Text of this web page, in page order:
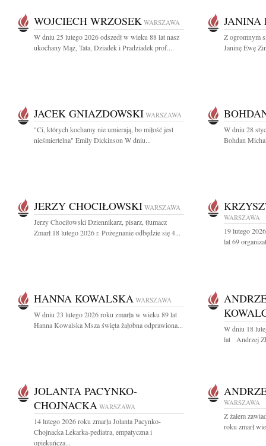
WOJCIECH WRZOSEK WARSZAWA
W dniu 25 lutego 2026 odszedł w wieku 88 lat nasz
ukochany Mąż, Tata, Dziadek i Pradziadek prof....
JANINA
Z ogromnym
Janinę Ewę
JACEK GNIAZDOWSKI WARSZAWA
"Ci, których kochamy nie umierają, bo miłość jest
nieśmiertelna" Emily Dickinson W dniu...
W dniu 28
Bohdan
JERZY CHOCIŁOWSKI WARSZAWA
Jerzy Chociłowski Dziennikarz, pisarz, tłumacz
Zmarł 18 lutego 2026 r. Pożegnanie odbędzie się 4...
WARSZAWA
19 lutego
lat 69
HANNA KOWALSKA WARSZAWA
W dniu 23 lutego 2026 roku zmarła w wieku 89 lat
Hanna Kowalska Msza święta żałobna odprawiona...
W dniu 18
lat Andrzej
JOLANTA PACYNKO-
CHOJNACKA WARSZAWA
14 lutego 2026 roku zmarła Jolanta Pacynko-
Chojnacka Lekarka-pediatra, empatyczna i
opiekuńcza...
WARSZAWA
Z żalem
roku zmarł